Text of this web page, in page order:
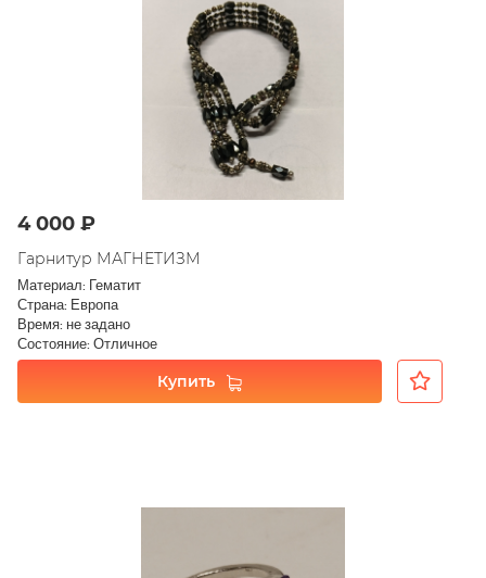
4 000 ₽
Гарнитур МАГНЕТИЗМ
Материал: Гематит
Страна: Европа
Время: не задано
Состояние: Отличное
Купить